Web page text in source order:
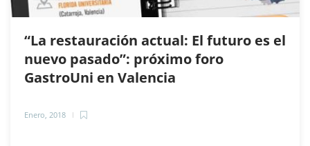
“La restauración actual: El futuro es el
nuevo pasado”: próximo foro
GastroUni en Valencia
Enero, 2018